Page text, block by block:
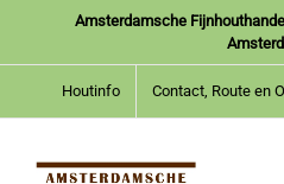
inhoud
Amsterdamsche
Houtinfo Contact, Route en